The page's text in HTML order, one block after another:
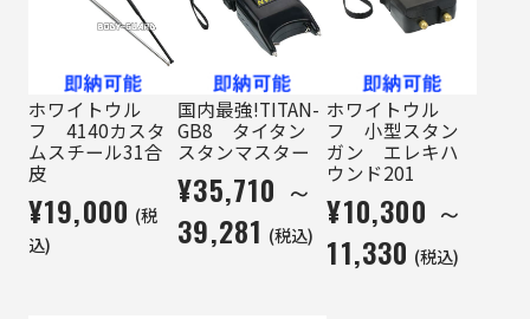
ホワイトウル
フ 4140カスタ
ムスチール31合
皮
¥19,000 (税
込)
国内最強!TITAN-
GB8 タイタン
スタンマスター
¥35,710 ～
39,281 (税込)
ホワイトウル
フ 小型スタン
ガン エレキハ
ウンド201
¥10,300 ～
11,330 (税込)